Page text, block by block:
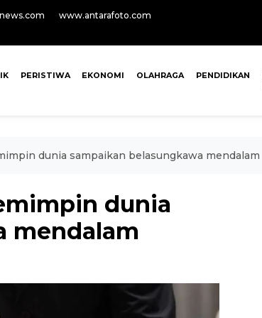
www.antarafoto.com
PERISTIWA EKONOMI OLAHRAGA PENDIDIKAN
dunia sampaikan belasungkawa mendalam
dunia
mendalam